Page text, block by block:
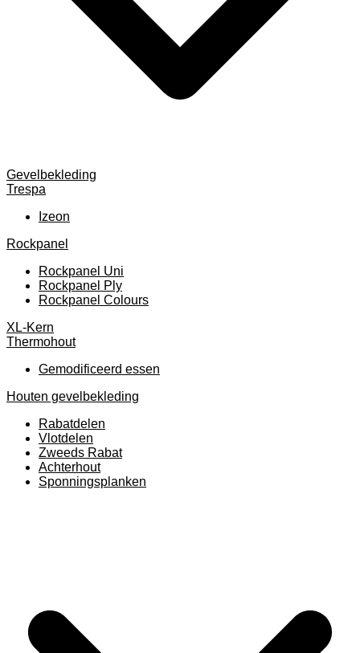
Gevelbekleding
Trespa
Izeon
Rockpanel
Rockpanel Uni
Rockpanel Ply
Rockpanel Colours
XL-Kern
Thermohout
Gemodificeerd essen
Houten gevelbekleding
Rabatdelen
Vlotdelen
Zweeds Rabat
Achterhout
Sponningsplanken